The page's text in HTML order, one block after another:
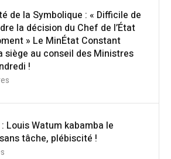
de la Symbolique : « Difficile de
la décision du Chef de l’État
» Le MinÉtat Constant
siège au conseil des Ministres
!
Louis Watum kabamba le
tâche, plébiscité !